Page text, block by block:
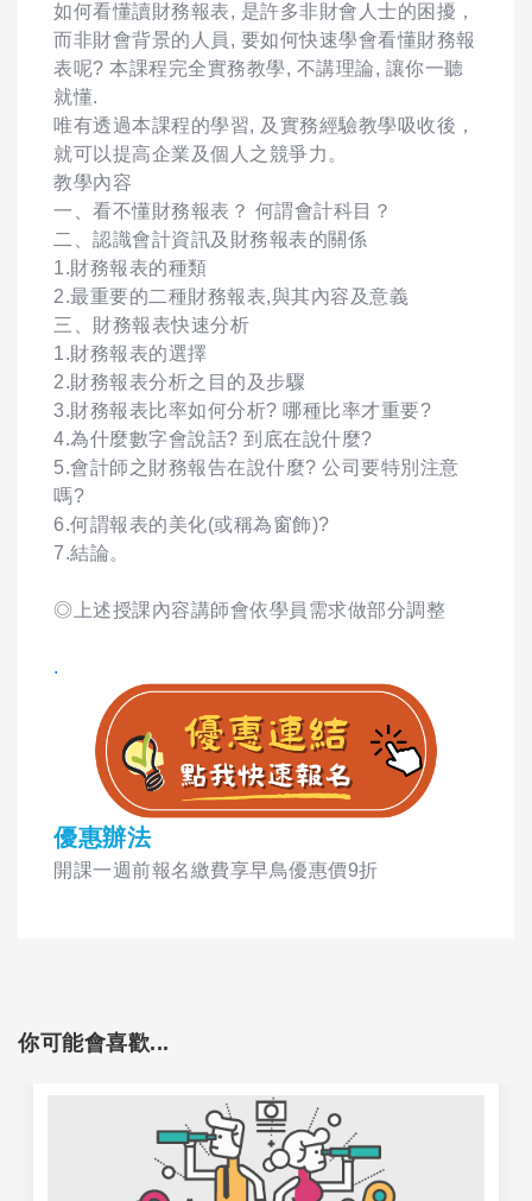
如何看懂讀財務報表, 是許多非財會人士的困擾，
而非財會背景的人員, 要如何快速學會看懂財務報
表呢? 本課程完全實務教學, 不講理論, 讓你一聽
就懂.
唯有透過本課程的學習, 及實務經驗教學吸收後，
就可以提高企業及個人之競爭力。
教學內容
一、看不懂財務報表？ 何謂會計科目？
二、認識會計資訊及財務報表的關係
1.財務報表的種類
2.最重要的二種財務報表,與其內容及意義
三、財務報表快速分析
1.財務報表的選擇
2.財務報表分析之目的及步驟
3.財務報表比率如何分析? 哪種比率才重要?
4.為什麼數字會說話? 到底在說什麼?
5.會計師之財務報告在說什麼? 公司要特別注意
嗎?
6.何謂報表的美化(或稱為窗飾)?
7.結論。
◎上述授課內容講師會依學員需求做部分調整
.
優惠辦法
開課一週前報名繳費享早鳥優惠價9折
你可能會喜歡...